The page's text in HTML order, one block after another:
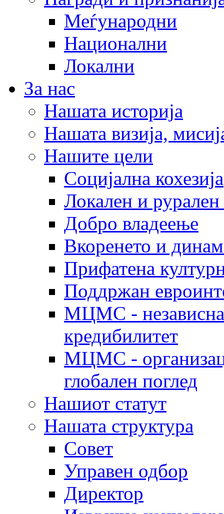
Меѓународни
Национални
Локални
За нас
Нашата историја
Нашата визија,
Нашите цели
Социјална кохезија
Локален и рурален
Добро владеење
Вкоренето и
Прифатена
Поддржан
МЦМС - независна
кредибилитет
МЦМС -
глобален поглед
Нашиот статут
Нашата структура
Совет
Управен одбор
Директор